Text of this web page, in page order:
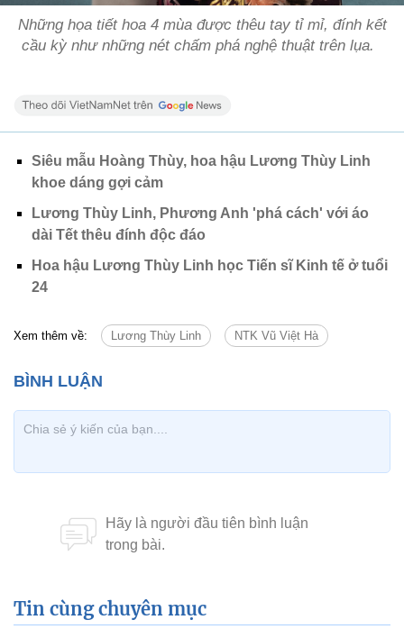
Những họa tiết hoa 4 mùa được thêu tay tỉ mỉ, đính kết
cầu kỳ như những nét chấm phá nghệ thuật trên lụa.
Siêu mẫu Hoàng Thùy, hoa hậu Lương Thùy Linh
khoe dáng gợi cảm
Lương Thùy Linh, Phương Anh 'phá cách' với áo
dài Tết thêu đính độc đáo
Hoa hậu Lương Thùy Linh học Tiến sĩ Kinh tế ở tuổi
24
Xem thêm về: Lương Thùy Linh NTK Vũ Việt Hà
Tin cùng chuyên mục